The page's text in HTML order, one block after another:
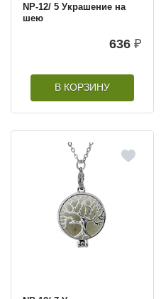
NP-12/ 5 Украшение на
шею
636 ₽
В КОРЗИНУ